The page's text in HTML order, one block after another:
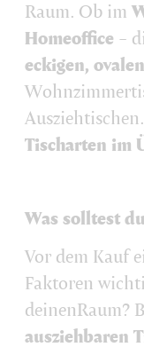
Raum. Ob im
Homeoﬃce –
eckigen,
Tischarten im
Was solltest
Vor dem Kauf
Faktoren
deinenRaum?
ausziehbaren